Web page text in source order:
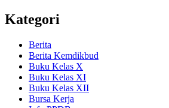
Kategori
Berita
Berita Kemdikbud
Buku Kelas X
Buku Kelas XI
Buku Kelas XII
Bursa Kerja